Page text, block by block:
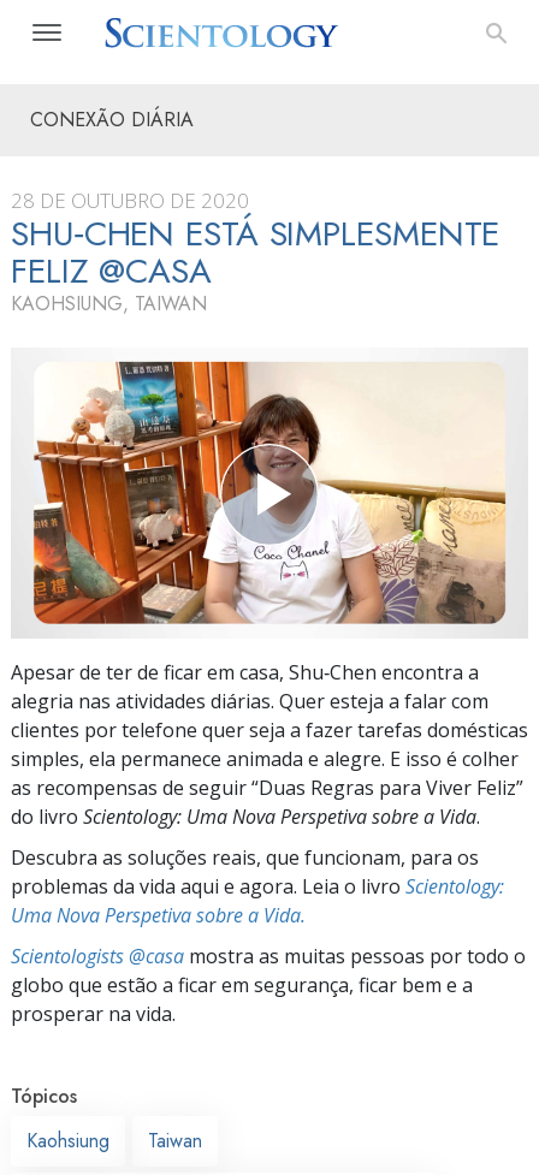
CONEXÃO DIÁRIA
28 DE OUTUBRO DE 2020
SHU‑CHEN ESTÁ SIMPLESMENTE
FELIZ @CASA
KAOHSIUNG, TAIWAN
Apesar de ter de ficar em casa, Shu‑Chen encontra a
alegria nas atividades diárias. Quer esteja a falar com
clientes por telefone quer seja a fazer tarefas domésticas
simples, ela permanece animada e alegre. E isso é colher
as recompensas de seguir “Duas Regras para Viver Feliz”
do livro Scientology: Uma Nova Perspetiva sobre a Vida.
Descubra as soluções reais, que funcionam, para os
problemas da vida aqui e agora. Leia o livro Scientology:
Uma Nova Perspetiva sobre a Vida.
Scientologists @casa mostra as muitas pessoas por todo o
globo que estão a ficar em segurança, ficar bem e a
prosperar na vida.
Tópicos
Kaohsiung
Taiwan